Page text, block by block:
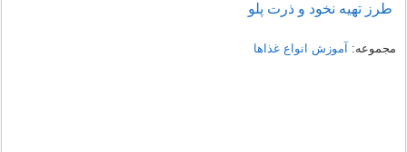
طرز تهیه نخود و ذرت پلو
مجموعه: آموزش انواع غذاها